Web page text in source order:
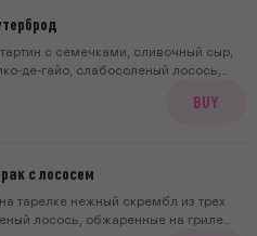
с семечками, сливочный сыр,
де-гайо, слабосоленый лосось,
BUY
с лососем
тарелке нежный скрембл из трех
лосось, обжаренные на гриле